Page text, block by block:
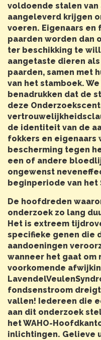
voldoende stalen
aangeleverd krijgen
voeren. Eigenaars en
paarden worden dan
ter beschikking te
aangetaste dieren
paarden, samen met
van het stamboek.
benadrukken dat de
deze
de identiteit van de
fokkers en eigenaars
bescherming tegen
een of andere
ongewenst
beginperiode van het
De hoofdreden
onderzoek zo lang
Het is extreem
specifieke genen die
aandoeningen
wanneer het gaat
voorkomende
fondsenstroom
vallen! Iedereen die
aan dit onderzoek
het WAHO-
inlichtingen. Gelieve